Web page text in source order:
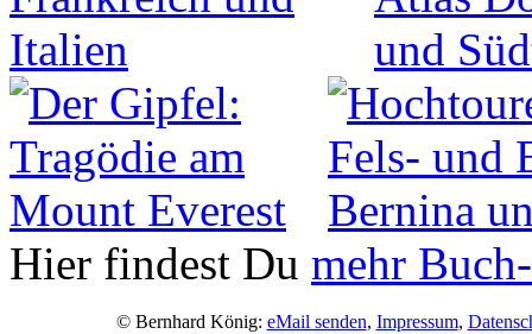
Hier findest Du mehr
© Bernhard König: eMail senden, Impressum,